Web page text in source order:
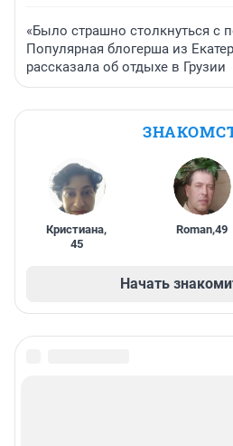
«Было страшно столкнуться с
Популярная блогерша из
рассказала об отдыхе в Грузии
Кристиана,
45
Roman,49
Начать